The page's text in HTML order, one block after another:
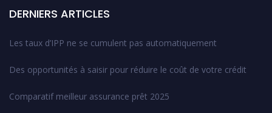
DERNIERS ARTICLES
Les taux d’IPP ne se cumulent pas automatiquement
Des opportunités à saisir pour réduire le coût de votre crédit
Comparatif meilleur assurance prêt 2025